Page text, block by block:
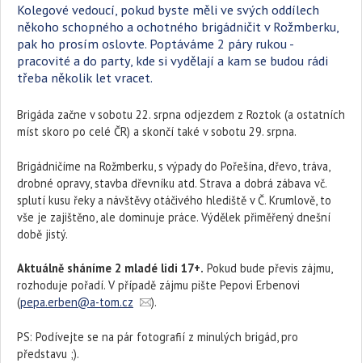
Kolegové vedoucí, pokud byste měli ve svých oddílech
někoho schopného a ochotného brigádničit v Rožmberku,
pak ho prosím oslovte. Poptáváme 2 páry rukou -
pracovité a do party, kde si vydělají a kam se budou rádi
třeba několik let vracet.
Brigáda začne v sobotu 22. srpna odjezdem z Roztok (a ostatních
míst skoro po celé ČR) a skončí také v sobotu 29. srpna.
Brigádničíme na Rožmberku, s výpady do Pořešína, dřevo, tráva,
drobné opravy, stavba dřevníku atd. Strava a dobrá zábava vč.
splutí kusu řeky a návštěvy otáčivého hlediště v Č. Krumlově, to
vše je zajištěno, ale dominuje práce. Výdělek přiměřený dnešní
době jistý.
Aktuálně sháníme 2 mladé lidi 17+. Pokud bude převis zájmu,
rozhoduje pořadí. V případě zájmu pište Pepovi Erbenovi
(pepa.erben@a-tom.cz ).
PS: Podívejte se na pár fotografií z minulých brigád, pro
představu ;).